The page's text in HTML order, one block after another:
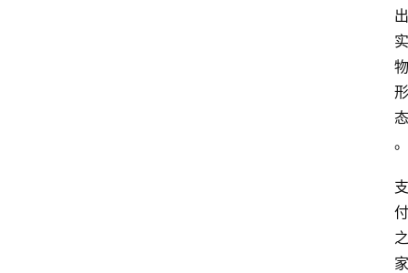
出
实
物
形
态
。
支
付
之
家